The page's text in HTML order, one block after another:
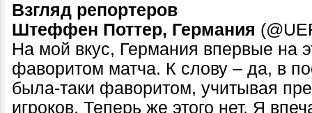
Взгляд репортеров
Штеффен Поттер, Германия
На мой вкус, Германия впервые на
фаворитом матча. К слову – да, в
была-таки фаворитом, учитывая
игроков. Теперь же этого нет. Я